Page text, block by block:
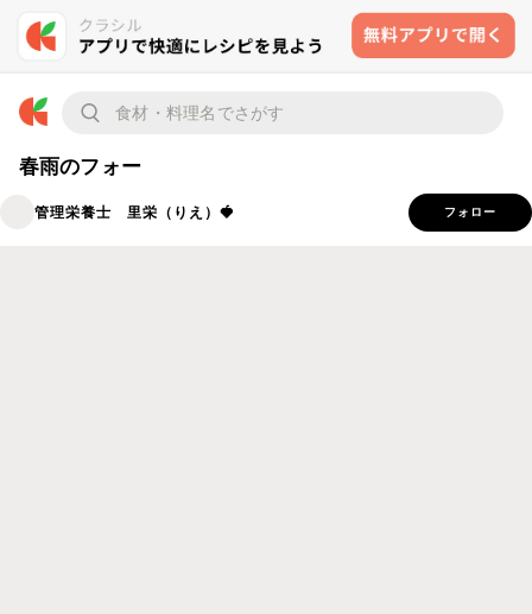
春雨のフォー
管理栄養士 里栄（りえ）🍓 フォロー